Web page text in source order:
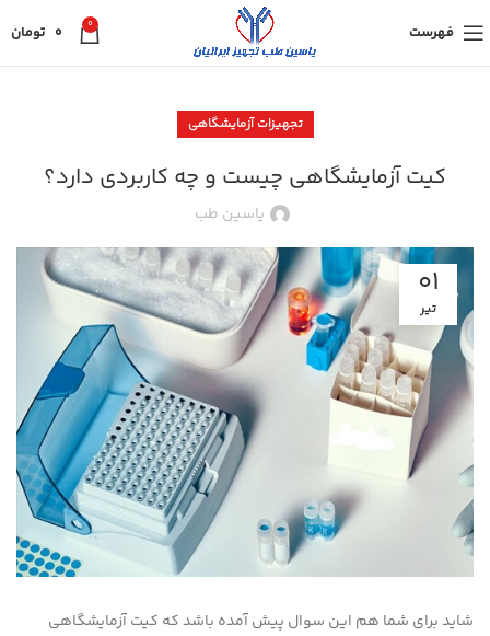
فهرست 0
0 تومان
تجهیزات آزمایشگاهی
کیت آزمایشگاهی چیست و چه کاربردی دارد؟
یاسین طب
01
تیر
شاید برای شما هم این سوال پیش آمده باشد که کیت آزمایشگاهی